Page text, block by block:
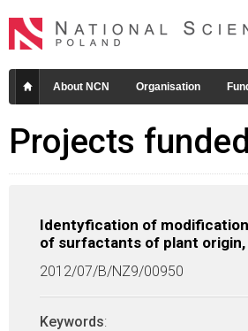
About NCN Organisation
Projects
Identyfication of
of surfactants of plant
2012/07/B/NZ9/00950
Keywords: